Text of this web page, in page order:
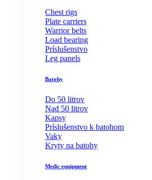
Chest rigs
Plate carriers
Warrior belts
Load bearing
Príslušenstvo
Leg panels
Batohy
Do 50 litrov
Nad 50 litrov
Kapsy
Príslušenstvo k batohom
Vaky
Kryty na batohy
Medic equipment